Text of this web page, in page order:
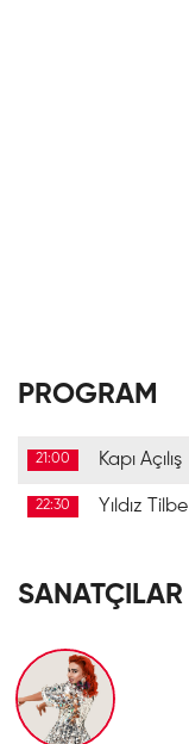
PROGRAM
21:00 Kapı Açılış
22:30 Yıldız Tilbe
SANATÇILAR